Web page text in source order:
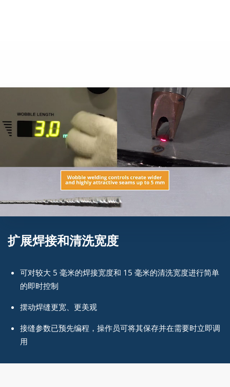
扩展焊接和清洗宽度
可对较大 5 毫米的焊接宽度和 15 毫米的清洗宽度进行简单
的即时控制
摆动焊缝更宽、更美观
接缝参数已预先编程，操作员可将其保存并在需要时立即调
用